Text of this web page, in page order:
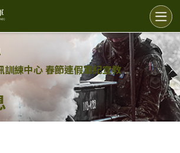
選
單
訓練中心 春節連假軍紀宣教